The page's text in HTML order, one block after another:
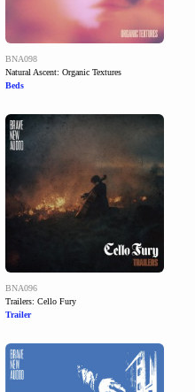
BNA098
Natural Ascent: Organic Textures
Beds
BNA096
Trailers: Cello Fury
Trailer